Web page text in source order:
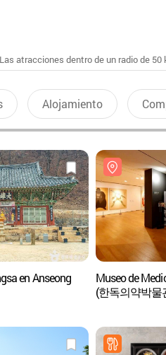
atracciones dentro de un radio de
Alojamiento
en Anseong
Museo de
(한독의약박물